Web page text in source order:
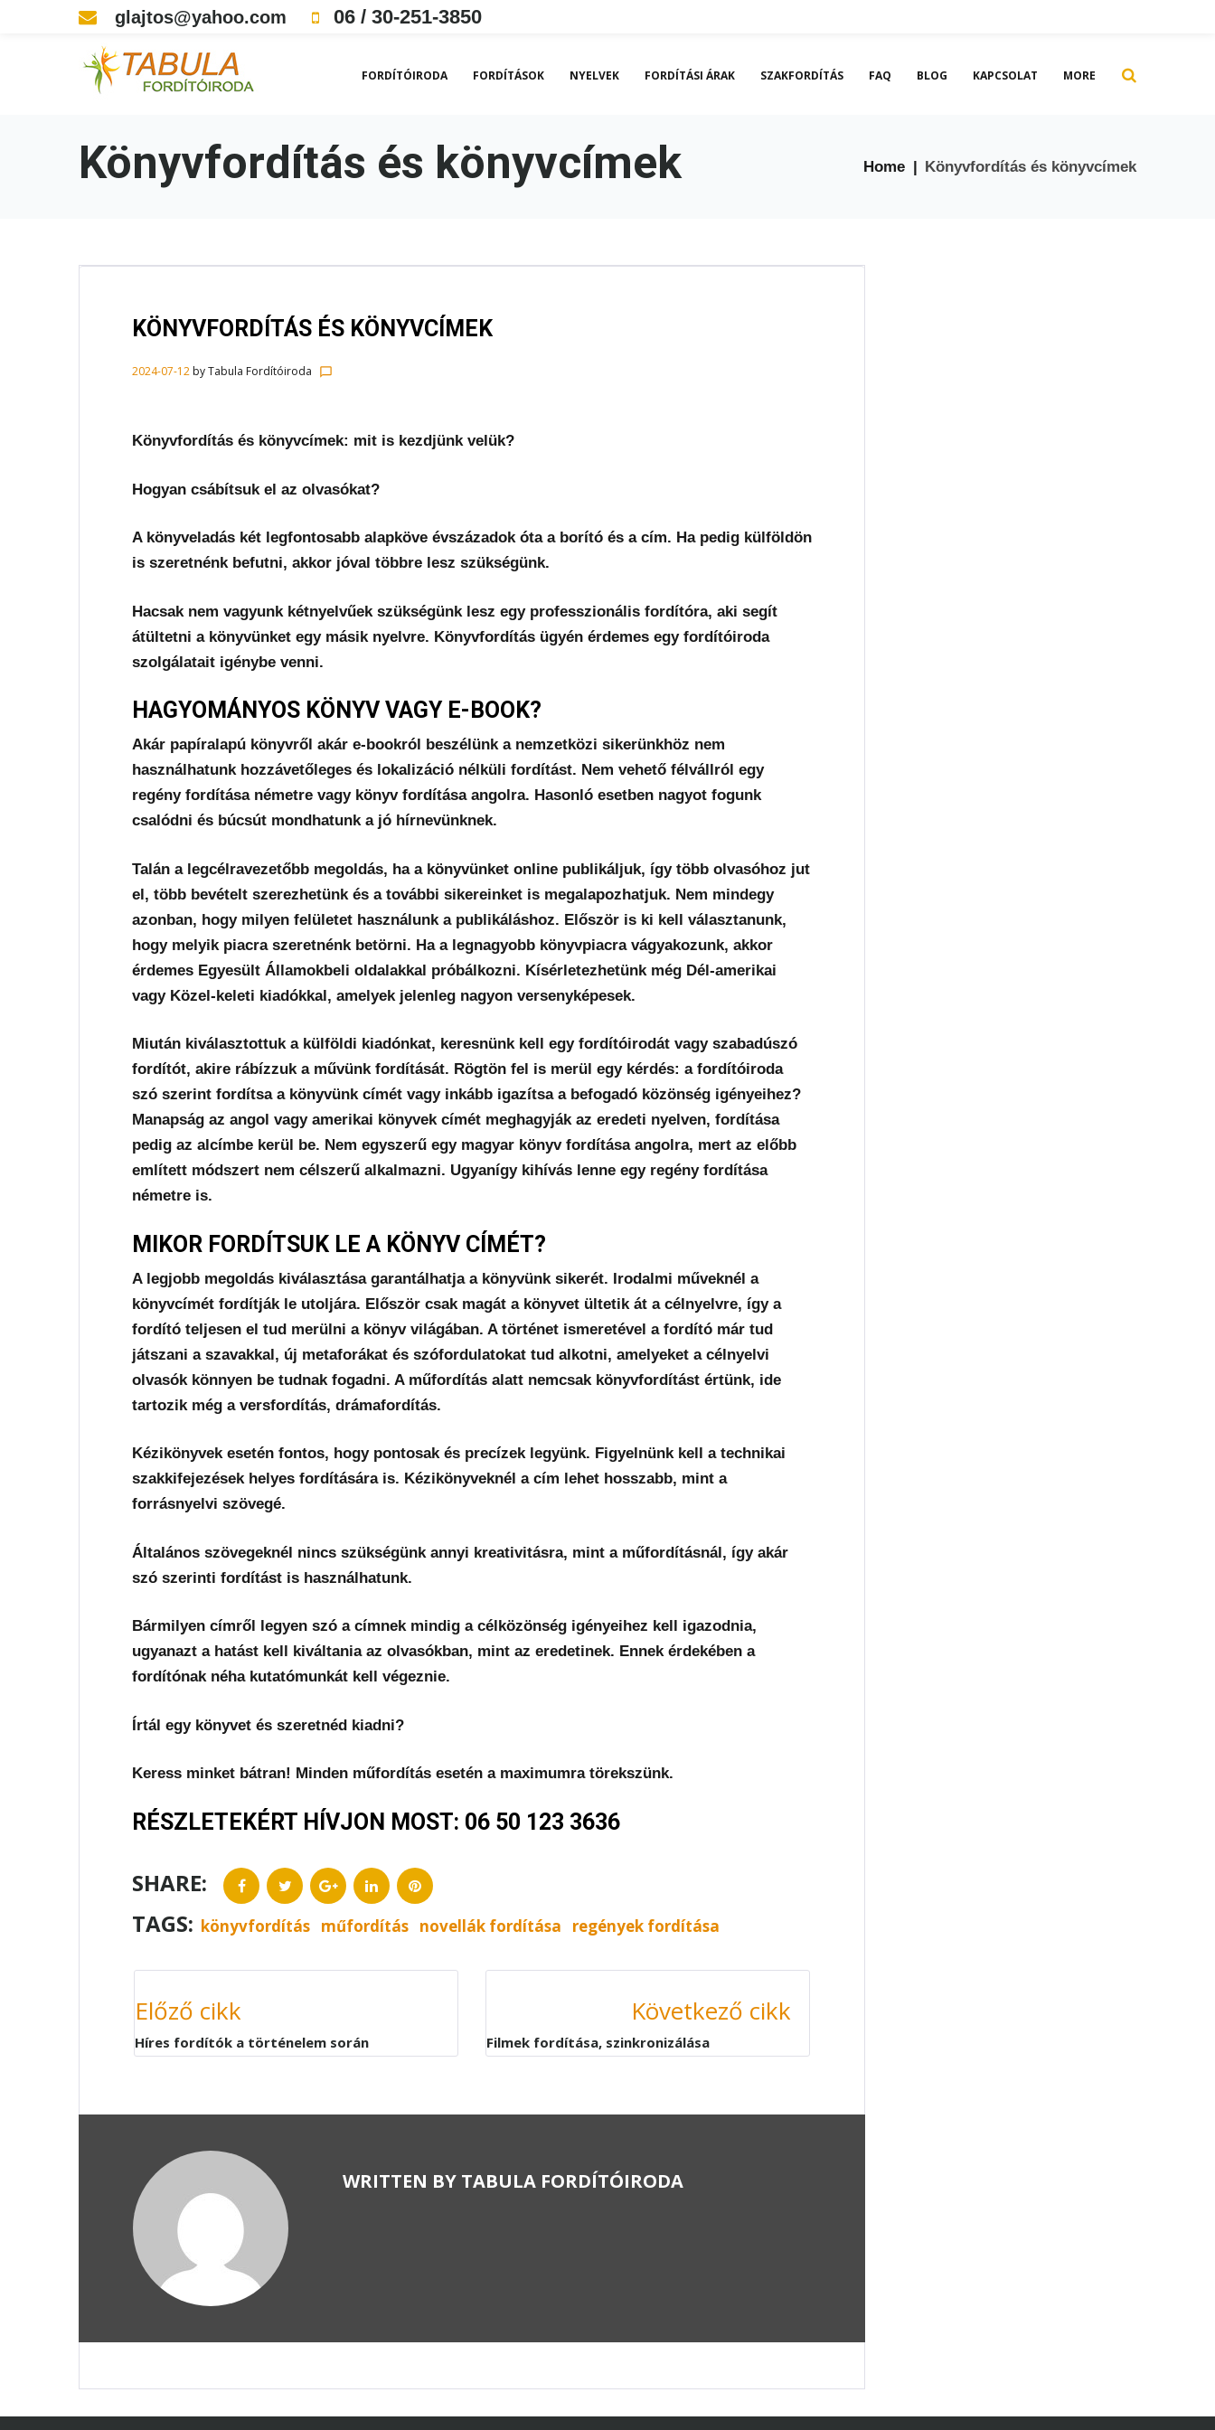
glajtos@yahoo.com 06 / 30-251-3850
FORDÍTÓIRODA FORDÍTÁSOK NYELVEK FORDÍTÁSI ÁRAK SZAKFORDÍTÁS FAQ BLOG KAPCSOLAT MORE
Könyvfordítás és könyvcímek Home Könyvfordítás és könyvcímek
KÖNYVFORDÍTÁS ÉS KÖNYVCÍMEK
2024-07-12 byTabula Fordítóiroda chat_bubble_outline
Könyvfordítás és könyvcímek: mit is kezdjünk velük?
Hogyan csábítsuk el az olvasókat?
A könyveladás két legfontosabb alapköve évszázadok óta a borító és a cím. Ha pedig külföldön
is szeretnénk befutni, akkor jóval többre lesz szükségünk.
Hacsak nem vagyunk kétnyelvűek szükségünk lesz egy professzionális fordítóra, aki segít
átültetni a könyvünket egy másik nyelvre. Könyvfordítás ügyén érdemes egy fordítóiroda
szolgálatait igénybe venni.
HAGYOMÁNYOS KÖNYV VAGY E-BOOK?
Akár papíralapú könyvről akár e-bookról beszélünk a nemzetközi sikerünkhöz nem
használhatunk hozzávetőleges és lokalizáció nélküli fordítást. Nem vehető félvállról egy
regény fordítása németre vagy könyv fordítása angolra. Hasonló esetben nagyot fogunk
csalódni és búcsút mondhatunk a jó hírnevünknek.
Talán a legcélravezetőbb megoldás, ha a könyvünket online publikáljuk, így több olvasóhoz jut
el, több bevételt szerezhetünk és a további sikereinket is megalapozhatjuk. Nem mindegy
azonban, hogy milyen felületet használunk a publikáláshoz. Először is ki kell választanunk,
hogy melyik piacra szeretnénk betörni. Ha a legnagyobb könyvpiacra vágyakozunk, akkor
érdemes Egyesült Államokbeli oldalakkal próbálkozni. Kísérletezhetünk még Dél-amerikai
vagy Közel-keleti kiadókkal, amelyek jelenleg nagyon versenyképesek.
Miután kiválasztottuk a külföldi kiadónkat, keresnünk kell egy fordítóirodát vagy szabadúszó
fordítót, akire rábízzuk a művünk fordítását. Rögtön fel is merül egy kérdés: a fordítóiroda
szó szerint fordítsa a könyvünk címét vagy inkább igazítsa a befogadó közönség igényeihez?
Manapság az angol vagy amerikai könyvek címét meghagyják az eredeti nyelven, fordítása
pedig az alcímbe kerül be. Nem egyszerű egy magyar könyv fordítása angolra, mert az előbb
említett módszert nem célszerű alkalmazni. Ugyanígy kihívás lenne egy regény fordítása
németre is.
MIKOR FORDÍTSUK LE A KÖNYV CÍMÉT?
A legjobb megoldás kiválasztása garantálhatja a könyvünk sikerét. Irodalmi műveknél a
könyvcímét fordítják le utoljára. Először csak magát a könyvet ültetik át a célnyelvre, így a
fordító teljesen el tud merülni a könyv világában. A történet ismeretével a fordító már tud
játszani a szavakkal, új metaforákat és szófordulatokat tud alkotni, amelyeket a célnyelvi
olvasók könnyen be tudnak fogadni. A műfordítás alatt nemcsak könyvfordítást értünk, ide
tartozik még a versfordítás, drámafordítás.
Kézikönyvek esetén fontos, hogy pontosak és precízek legyünk. Figyelnünk kell a technikai
szakkifejezések helyes fordítására is. Kézikönyveknél a cím lehet hosszabb, mint a
forrásnyelvi szövegé.
Általános szövegeknél nincs szükségünk annyi kreativitásra, mint a műfordításnál, így akár
szó szerinti fordítást is használhatunk.
Bármilyen címről legyen szó a címnek mindig a célközönség igényeihez kell igazodnia,
ugyanazt a hatást kell kiváltania az olvasókban, mint az eredetinek. Ennek érdekében a
fordítónak néha kutatómunkát kell végeznie.
Írtál egy könyvet és szeretnéd kiadni?
Keress minket bátran! Minden műfordítás esetén a maximumra törekszünk.
RÉSZLETEKÉRT HÍVJON MOST: 06 50 123 3636
SHARE: FacebookTwitter Google+LinkedInPinterest
TAGS: könyvfordítás műfordítás novellák fordítása regények fordítása
NAVIGÁCIÓ
Előző cikk
Híres fordítók a történelem során
Következő cikk
Filmek fordítása, szinkronizálása
WRITTEN BY TABULA FORDÍTÓIRODA